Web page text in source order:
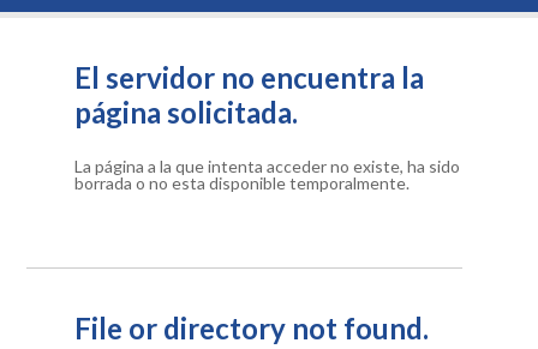
El servidor no encuentra la
página solicitada.
La página a la que intenta acceder no existe, ha sido
borrada o no esta disponible temporalmente.
File or directory not found.